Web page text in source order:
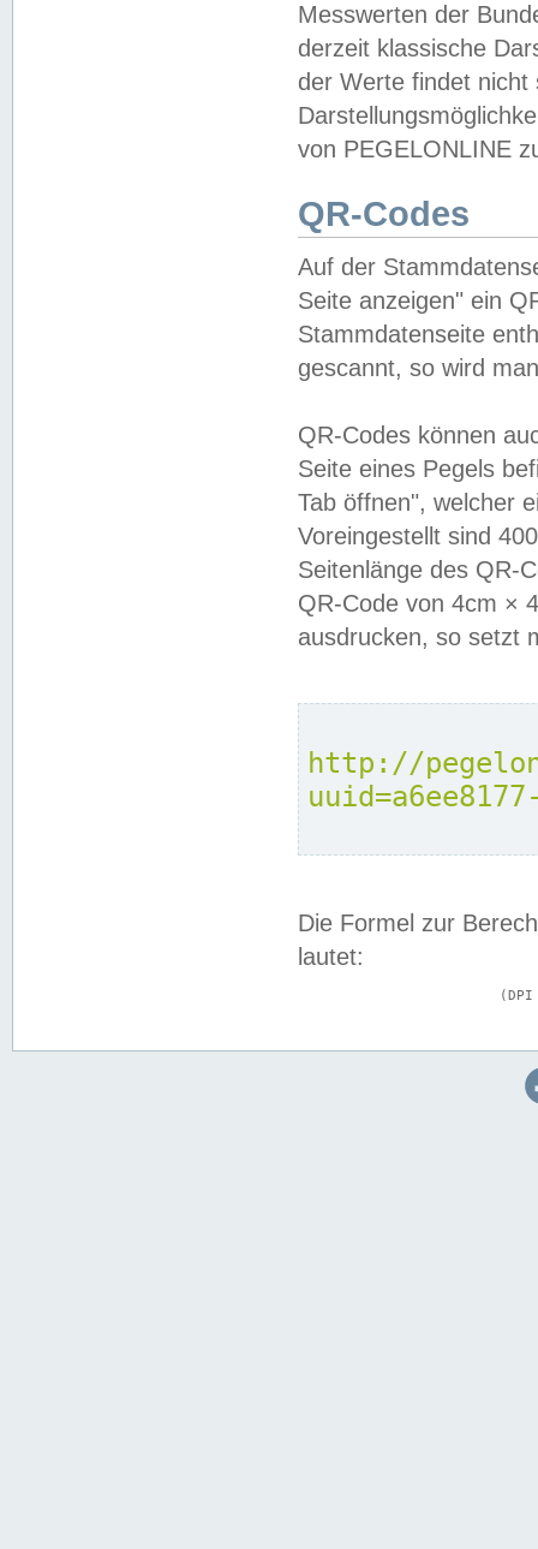
Messwerten der
derzeit klassische
der Werte findet
von PEGELONLINE
QR-Codes
Auf der
Seite anzeigen" ein
Stammdatenseite
gescannt, so wird
QR-Codes können
Seite eines Pegels
Tab öffnen", welcher
Voreingestellt sind
Seitenlänge des QR-
QR-Code von 4cm ×
ausdrucken, so setzt
http://
Die Formel zur
lautet: